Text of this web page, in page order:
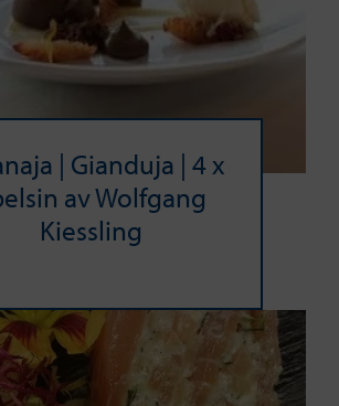
| Gianduja | 4 x
av Wolfgang
Kiessling